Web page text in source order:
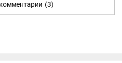
(3)